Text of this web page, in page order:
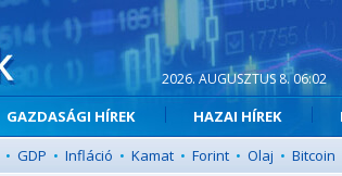
2026. AUGUSZTUS 8. 06:02
GAZDASÁGI HÍREK HAZAI HÍREK
• GDP • Infláció • Kamat • Forint • Olaj • Bitcoin